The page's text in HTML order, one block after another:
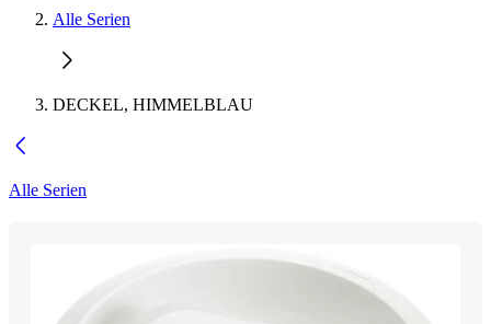
Alle Serien
DECKEL, HIMMELBLAU
Alle Serien